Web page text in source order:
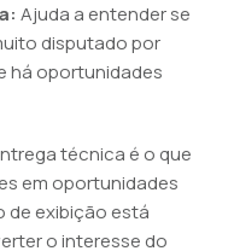
Ajuda a entender se
disputado por
há oportunidades
técnica é o que
em oportunidades
de exibição está
o interesse do